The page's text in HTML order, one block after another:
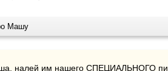
Машу
налей им нашего СПЕЦИАЛЬНОГО